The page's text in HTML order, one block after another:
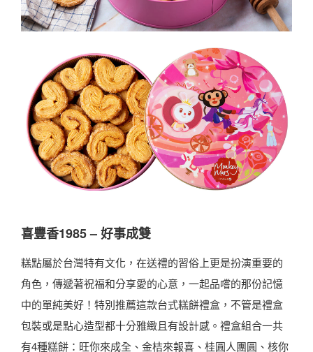
喜豐香1985 – 好事成雙
糕點屬於台灣特有文化，在送禮的習俗上更是扮演重要的
角色，傳遞著祝福和分享愛的心意，一起品嚐的那份記憶
中的單純美好！特別推薦這款台式糕餅禮盒，不管是禮盒
包裝或是點心造型都十分雅緻且有設計感。禮盒組合一共
有4種糕餅：旺你來成全、金桔來報喜、桂圓人團圓、核你